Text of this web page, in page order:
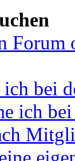
Forum
bei
ich